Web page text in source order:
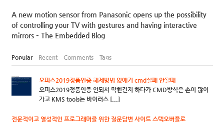
A new motion sensor from Panasonic opens up the possibility
of controlling your TV with gestures and having interactive
mirrors – The Embedded Blog
Popular Recent Comments Tags
오피스2019정품인증 해제방법 없애기 cmd실패 안될때
오피스2019정품인증 안되서 막힌건지 하다가 CMD방식은 손이 많이
가고 KMS tools는 바이러스 [...]
전문적이고 열성적인 프로그래머를 위한 질문답변 사이트 스텍오버플로